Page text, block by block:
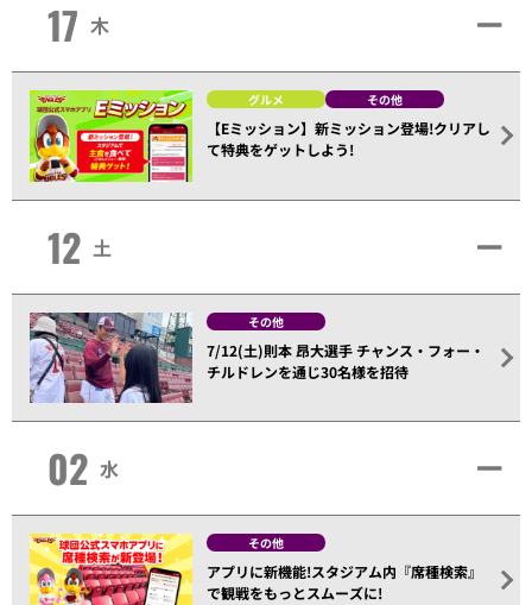
17 木
グルメ その他
【Eミッション】新ミッション登場!クリアし
て特典をゲットしよう!
12 土
その他
7/12(土)則本 昂大選手 チャンス・フォー・
チルドレンを通じ30名様を招待
02 水
その他
アプリに新機能!スタジアム内『席種検索』
で観戦をもっとスムーズに!